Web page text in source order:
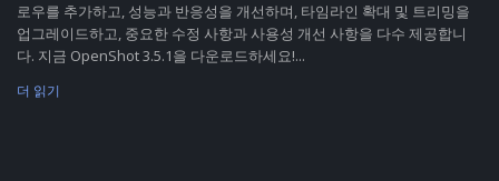
로우를 추가하고, 성능과 반응성을 개선하며, 타임라인 확대 및 트리밍을
업그레이드하고, 중요한 수정 사항과 사용성 개선 사항을 다수 제공합니
다. 지금 OpenShot 3.5.1을 다운로드하세요!...
더 읽기